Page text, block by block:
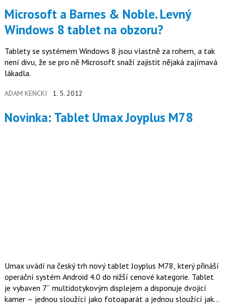
Microsoft a Barnes & Noble. Levný
Windows 8 tablet na obzoru?
Tablety se systémem Windows 8 jsou vlastně za rohem, a tak
není divu, že se pro ně Microsoft snaží zajistit nějaká zajímavá
lákadla.
ADAM KENCKI 1. 5. 2012
Novinka: Tablet Umax Joyplus M78
Umax uvádí na český trh nový tablet Joyplus M78, který přináší
operační systém Android 4.0 do nižší cenové kategorie. Tablet
je vybaven 7“ multidotykovým displejem a disponuje dvojicí
kamer – jednou sloužící jako fotoaparát a jednou sloužící jako